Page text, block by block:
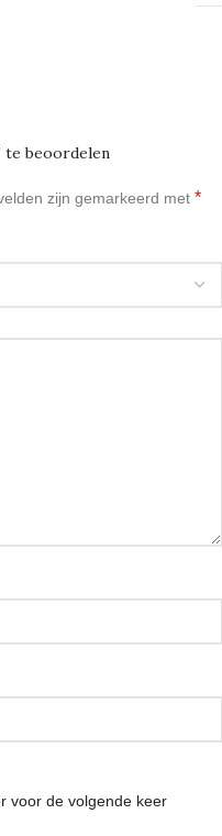
te beoordelen
zijn gemarkeerd met *
voor de volgende keer